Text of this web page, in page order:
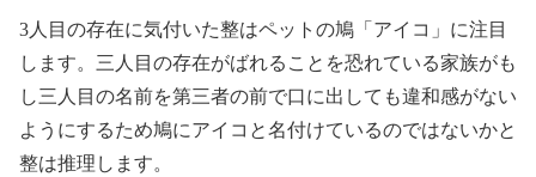
3人目の存在に気付いた整はペットの鳩「アイコ」に注目
します。三人目の存在がばれることを恐れている家族がも
し三人目の名前を第三者の前で口に出しても違和感がない
ようにするため鳩にアイコと名付けているのではないかと
整は推理します。